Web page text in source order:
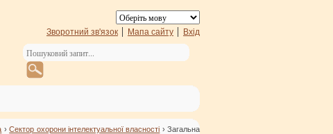
Зворотний зв'язок Мапа сайту Вхід
›Сектор охорони інтелектуальної власності › Загальна